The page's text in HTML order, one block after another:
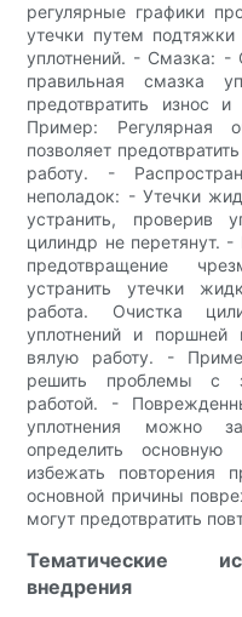
регулярные графики
утечки путем
уплотнений. - Смазка: -
правильная смазка
предотвратить износ
Пример: Регулярная
позволяет
работу. -
неполадок: - Утечки
устранить, проверив
цилиндр не перетянут.
предотвращение
устранить утечки
работа. Очистка
уплотнений и поршней
вялую работу. -
решить проблемы с
работой. -
уплотнения можно
определить
избежать повторения
основной причины
могут предотвратить
Тематические
внедрения